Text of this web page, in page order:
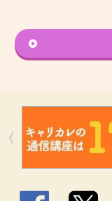
Facebook